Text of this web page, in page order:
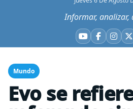
Informar, analizar,
YouTube X
Mundo
Evo se